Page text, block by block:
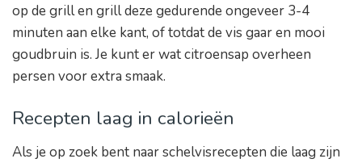
op de grill en grill deze gedurende ongeveer 3-4
minuten aan elke kant, of totdat de vis gaar en mooi
goudbruin is. Je kunt er wat citroensap overheen
persen voor extra smaak.
Recepten laag in calorieën
Als je op zoek bent naar schelvisrecepten die laag zijn